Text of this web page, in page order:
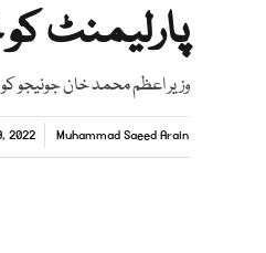
پارلیمنٹ
وزیر اعظم محمد خان جونیجو
Muhammad Saeed Arain
2022